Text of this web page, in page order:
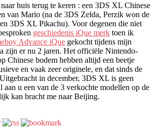
huis terug te keren : een 3DS XL Chinese
van Mario (na de 3DS Zelda, Perzik won de
3DS XL Pikachu). Voor degenen die niet
geschiedenis iQue merk toen ik
Advance iQue gekocht tijdens mijn
zijn er nu 2 jaren. Het officiële Nintendo-
Chinese bodem hebben altijd een beetje
en vaak zeer originele, en dat sinds de
in december, 3DS XL is geen
aan u een van de 3 verkochte modellen op de
kan bracht me naar Beijing.